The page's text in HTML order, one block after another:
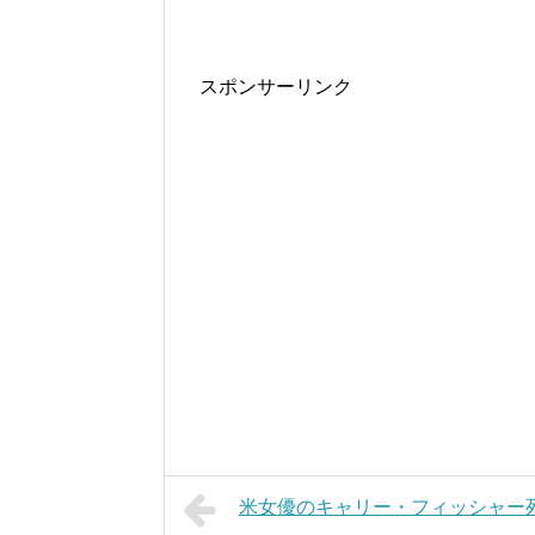
スポンサーリンク
米女優のキャリー・フィッシャー